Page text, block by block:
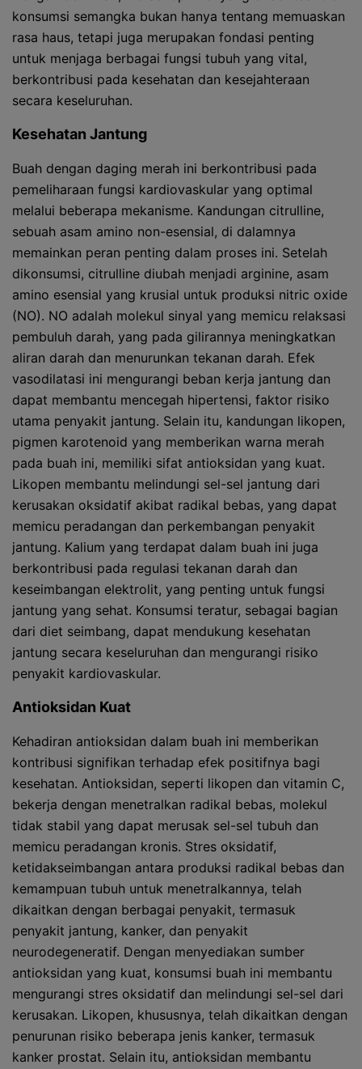
konsumsi semangka bukan hanya tentang memuaskan
rasa haus, tetapi juga merupakan fondasi penting
untuk menjaga berbagai fungsi tubuh yang vital,
berkontribusi pada kesehatan dan kesejahteraan
secara keseluruhan.
Kesehatan Jantung
Buah dengan daging merah ini berkontribusi pada
pemeliharaan fungsi kardiovaskular yang optimal
melalui beberapa mekanisme. Kandungan citrulline,
sebuah asam amino non-esensial, di dalamnya
memainkan peran penting dalam proses ini. Setelah
dikonsumsi, citrulline diubah menjadi arginine, asam
amino esensial yang krusial untuk produksi nitric oxide
(NO). NO adalah molekul sinyal yang memicu relaksasi
pembuluh darah, yang pada gilirannya meningkatkan
aliran darah dan menurunkan tekanan darah. Efek
vasodilatasi ini mengurangi beban kerja jantung dan
dapat membantu mencegah hipertensi, faktor risiko
utama penyakit jantung. Selain itu, kandungan likopen,
pigmen karotenoid yang memberikan warna merah
pada buah ini, memiliki sifat antioksidan yang kuat.
Likopen membantu melindungi sel-sel jantung dari
kerusakan oksidatif akibat radikal bebas, yang dapat
memicu peradangan dan perkembangan penyakit
jantung. Kalium yang terdapat dalam buah ini juga
berkontribusi pada regulasi tekanan darah dan
keseimbangan elektrolit, yang penting untuk fungsi
jantung yang sehat. Konsumsi teratur, sebagai bagian
dari diet seimbang, dapat mendukung kesehatan
jantung secara keseluruhan dan mengurangi risiko
penyakit kardiovaskular.
Antioksidan Kuat
Kehadiran antioksidan dalam buah ini memberikan
kontribusi signifikan terhadap efek positifnya bagi
kesehatan. Antioksidan, seperti likopen dan vitamin C,
bekerja dengan menetralkan radikal bebas, molekul
tidak stabil yang dapat merusak sel-sel tubuh dan
memicu peradangan kronis. Stres oksidatif,
ketidakseimbangan antara produksi radikal bebas dan
kemampuan tubuh untuk menetralkannya, telah
dikaitkan dengan berbagai penyakit, termasuk
penyakit jantung, kanker, dan penyakit
neurodegeneratif. Dengan menyediakan sumber
antioksidan yang kuat, konsumsi buah ini membantu
mengurangi stres oksidatif dan melindungi sel-sel dari
kerusakan. Likopen, khususnya, telah dikaitkan dengan
penurunan risiko beberapa jenis kanker, termasuk
kanker prostat. Selain itu, antioksidan membantu